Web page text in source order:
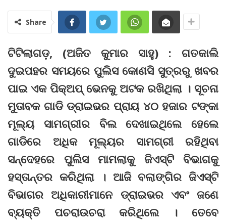
Share
ଟିଟିଲାଗଡ଼, (ଅଜିତ କୁମାର ସାହୁ) : ଗତକାଲି
ଦୁଇପହର ସମୟରେ ପୁଲିସ କୋଣସି ସୁତ୍ରରୁ ଖବର
ପାଇ ଏକ ପିକ୍‌ଅପ୍‌ ଭେନକୁ ଅଟକ ରଖିଥିଲା । ସୂଚନା
ମୁତାବକ ଗାଡି ଡ୍ରାଇଭର ପ୍ରାୟ ୪୦ ହଜାର ଟଙ୍କା
ମୂଲ୍ୟ ସାମଗ୍ରୀର ବିଲ ଦେଖାଇଥିଲେ ହେଲେ
ଗାଡିରେ ଅଧିକ ମୂଲ୍ୟର ସାମଗ୍ରୀ ରହିଥିବା
ସନ୍ଦେହରେ ପୁଲିସ ମାମଲାକୁ ଜିଏସ୍‌ଟି ବିଭାଗକୁ
ହସ୍ତାନ୍ତର କରିଥିଲା । ଆଜି ବଲାଙ୍ଗିର ଜିଏସ୍‌ଟି
ବିଭାଗର ଅଧିକାରୀମାନେ ଡ୍ରାଇଭର ଏବଂ ଜଣେ
ବ୍ୟକ୍ତି ପଚରାଉଚରା କରିଥିଲେ । ତେବେ